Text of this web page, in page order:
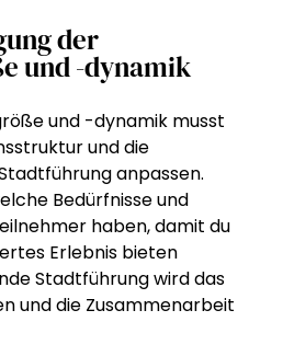
der
und -dynamik
und -dynamik musst
und die
anpassen.
Bedürfnisse und
haben, damit du
Erlebnis bieten
Stadtführung wird das
und die Zusammenarbeit